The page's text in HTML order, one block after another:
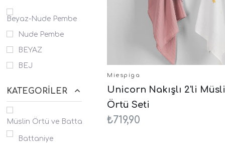
Beyaz-Nude Pembe
Nude Pembe
BEYAZ
BEJ
KATEGORILER
Müslin Örtü ve Battaniyeler
Battaniye
Miespiga
Unicorn Nakışlı 2'li
Örtü Seti
₺719,90